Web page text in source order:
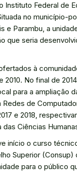
Instituto Federal de
no município-
e Parambu, a
que seria
à
2010. No final de
para a ampliação
de
e 2018,
Ciências
início o curso
Superior
para o público